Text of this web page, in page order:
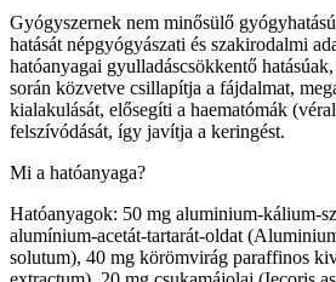
Gyógyszernek nem minősülő
hatását népgyógyászati és szakirodalmi
hatóanyagai gyulladáscsökkentő
során közvetve csillapítja a fájdalmat,
kialakulását, elősegíti a haematómák
felszívódását, így javítja a keringést.
Mi a hatóanyaga?
Hatóanyagok: 50 mg aluminium-kálium-
alumínium-acetát-tartarát-oldat
solutum), 40 mg körömvirág paraffinos